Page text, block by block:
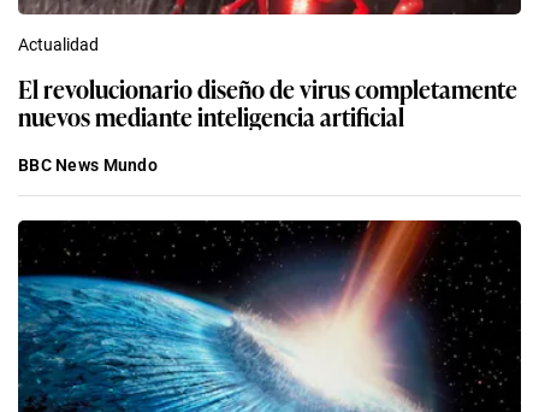
Actualidad
El revolucionario diseño de virus completamente
nuevos mediante inteligencia artificial
BBC News Mundo